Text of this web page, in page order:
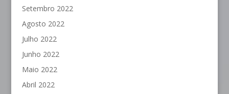
Setembro 2022
Agosto 2022
Julho 2022
Junho 2022
Maio 2022
Abril 2022